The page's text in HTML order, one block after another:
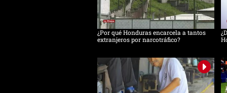
¿Por qué Honduras encarcela a tantos
extranjeros por narcotráfico?